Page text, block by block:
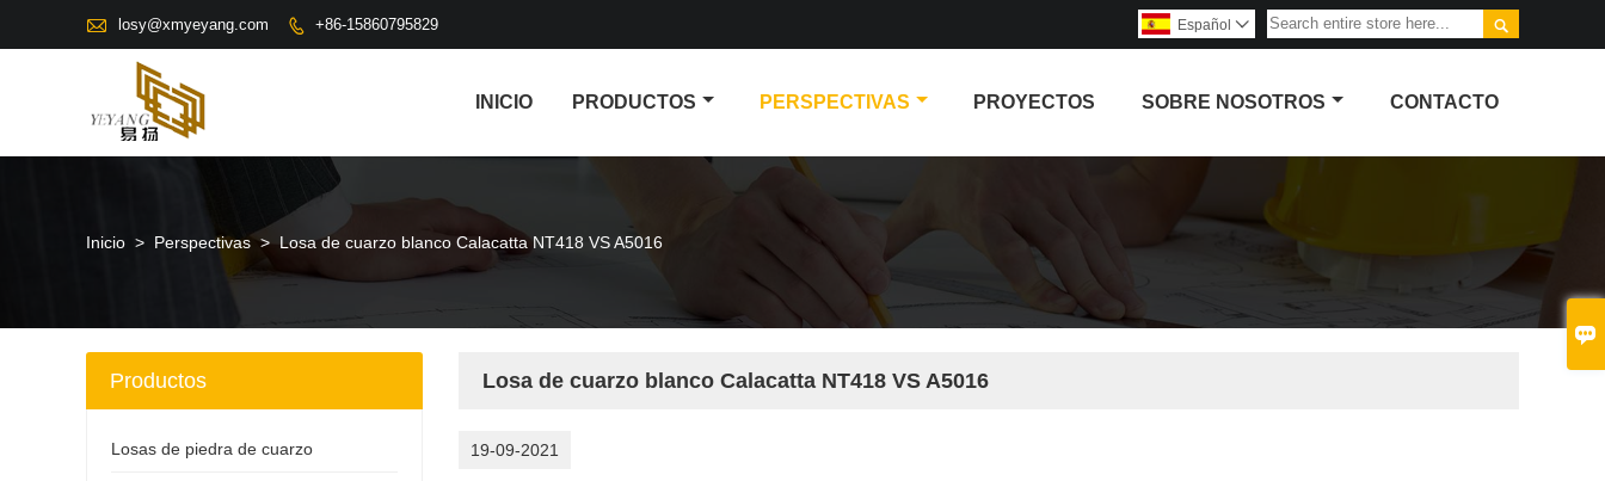

 losy@xmyeyang.com  +86-15860795829 
Español 
INICIO PRODUCTOS PERSPECTIVAS PROYECTOS SOBRE NOSOTROS CONTACTO
Inicio > Perspectivas > Losa de cuarzo blanco Calacatta NT418 VS A5016
Losa de cuarzo blanco Calacatta NT418 VS A5016
19-09-2021
Productos
Losas de piedra de cuarzo